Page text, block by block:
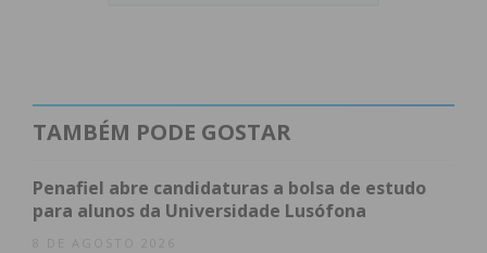
Eu li e concordo com ostermos e
condições
TAMBÉM PODE GOSTAR
Penafiel abre candidaturas a bolsa de estudo
para alunos da Universidade Lusófona
8 DE AGOSTO 2026